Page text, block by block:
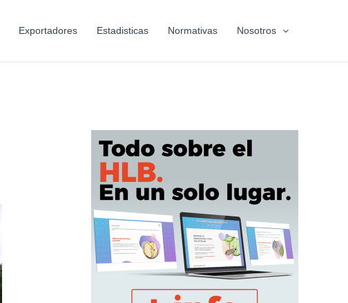
Exportadores Estadisticas Normativas Nosotros